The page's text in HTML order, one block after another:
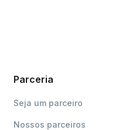
Parceria
Seja um parceiro
Nossos parceiros